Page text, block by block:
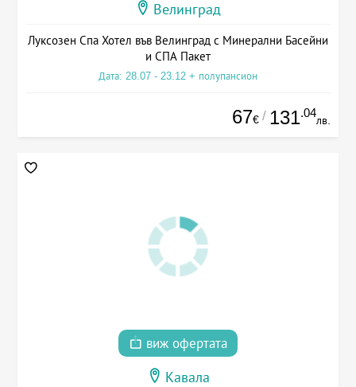
Велинград
Луксозен Спа Хотел във Велинград с Минерални Басейни
и СПА Пакет
Дата: 28.07 - 23.12 + полупансион
67€ / 131.04
лв.
виж офертата
Кавала